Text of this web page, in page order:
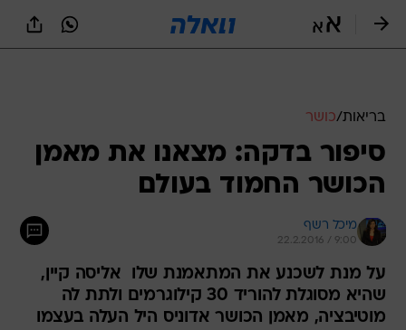
בריאות/כושר
סיפור בדקה: מצאנו את מאמן
הכושר החמוד בעולם
מיכל רשף
22.2.2016 / 9:00
על מנת לשכנע את המתאמנת שלו  אליסה קיין,
שהיא מסוגלת להוריד 30 קילוגרמים ולתת לה
מוטיבציה, מאמן הכושר אדוניס היל העלה בעצמו